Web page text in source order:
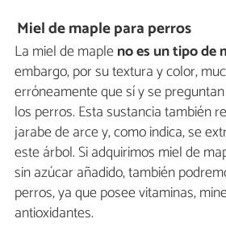
Miel de maple para perros
La miel de mapleno es un tipo de
embargo, por su textura y color,
erróneamente que sí y se
los perros. Esta sustancia también
jarabe de arce y, como indica, se
este árbol. Si adquirimos miel de
sin azúcar añadido, también
perros, ya que posee vitaminas,
antioxidantes.